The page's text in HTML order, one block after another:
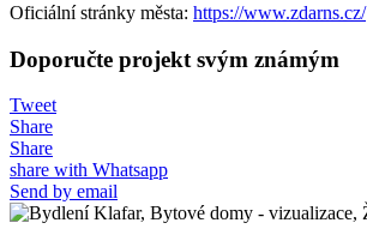
Oficiální stránky města: https://www.zdarns.cz/
Doporučte projekt svým známým
Tweet
Share
Share
share with Whatsapp
Send by email